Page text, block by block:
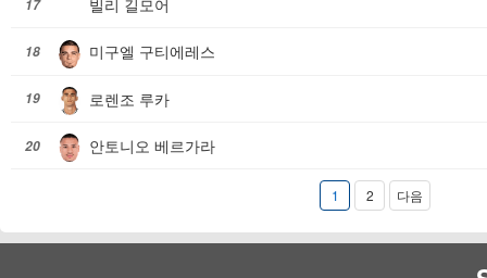
17 빌리 길모어
18 미구엘 구티에레스
19 로렌조 루카
20 안토니오 베르가라
1 2 다음